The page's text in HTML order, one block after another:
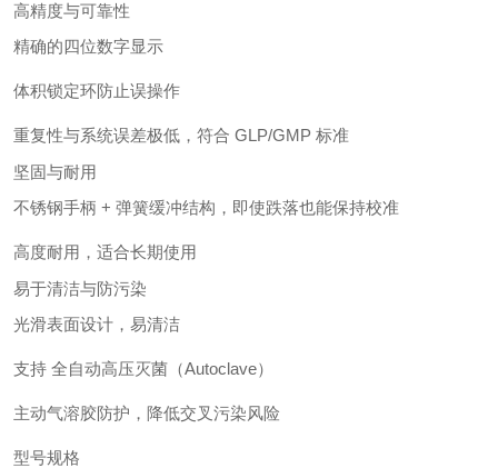
高精度与可靠性
精确的四位数字显示
体积锁定环防止误操作
重复性与系统误差极低，符合 GLP/GMP 标准
坚固与耐用
不锈钢手柄 + 弹簧缓冲结构，即使跌落也能保持校准
高度耐用，适合长期使用
易于清洁与防污染
光滑表面设计，易清洁
支持 全自动高压灭菌（Autoclave）
主动气溶胶防护，降低交叉污染风险
型号规格